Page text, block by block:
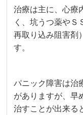
治療は主に、心療
く、坑うつ薬やＳ
再取り込み阻害剤
す。
パニック障害は治
がありますが、早
治すことが出来る